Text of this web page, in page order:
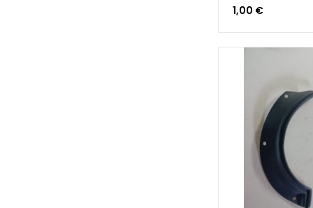
1,00 €